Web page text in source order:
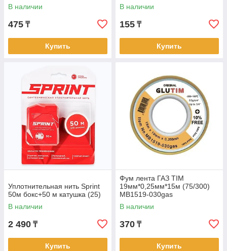
В наличии
475 ₸
Купить
В наличии
155 ₸
Купить
Уплотнительная нить Sprint
50м бокс+50 м катушка (25)
В наличии
2 490 ₸
Купить
Фум лента ГАЗ TIM
19мм*0,25мм*15м (75/300)
MB1519-030gas
В наличии
370 ₸
Купить